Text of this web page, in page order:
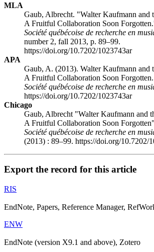
MLA
Gaub, Albrecht. "Walter Kaufmann and
A Fruitful Collaboration Soon
Société québécoise de recherche en
number 2, fall 2013, p. 89–99.
https://doi.org/10.7202/1023743ar
APA
Gaub, A. (2013). Walter Kaufmann and
A Fruitful Collaboration Soon Forgotten.
Société québécoise de recherche en
https://doi.org/10.7202/1023743ar
Chicago
Gaub, Albrecht "Walter Kaufmann and
A Fruitful Collaboration Soon
Société québécoise de recherche en
(2013) : 89–99. https://doi.org/10.7202/
Export the record for this article
RIS
EndNote, Papers, Reference Manager,
ENW
EndNote (version X9.1 and above), Zotero